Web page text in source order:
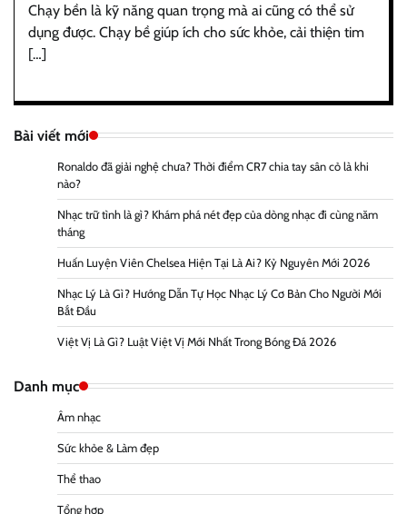
Chạy bền là kỹ năng quan trọng mà ai cũng có thể sử
dụng được. Chạy bề giúp ích cho sức khỏe, cải thiện tim
[…]
Bài viết mới
Ronaldo đã giải nghệ chưa? Thời điểm CR7 chia tay sân cỏ là khi
nào?
Nhạc trữ tình là gì? Khám phá nét đẹp của dòng nhạc đi cùng năm
tháng
Huấn Luyện Viên Chelsea Hiện Tại Là Ai? Kỷ Nguyên Mới 2026
Nhạc Lý Là Gì? Hướng Dẫn Tự Học Nhạc Lý Cơ Bản Cho Người Mới
Bắt Đầu
Việt Vị Là Gì? Luật Việt Vị Mới Nhất Trong Bóng Đá 2026
Danh mục
Âm nhạc
Sức khỏe & Làm đẹp
Thể thao
Tổng hợp